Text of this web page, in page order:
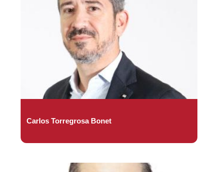
Carlos Torregrosa Bonet